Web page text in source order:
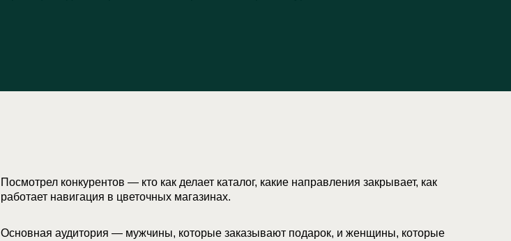
Посмотрел конкурентов — кто как делает каталог, какие направления закрывает, как
работает навигация в цветочных магазинах.
Основная аудитория — мужчины, которые заказывают подарок, и женщины, которые